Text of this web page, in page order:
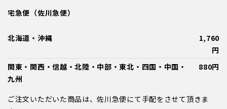
宅急便（佐川急便）
北海道・沖縄
1,760
円
関東・関西・信越・北陸・中部・東北・四国・中国・
九州
880円
ご注文いただいた商品は、佐川急便にて手配をさせて頂きま